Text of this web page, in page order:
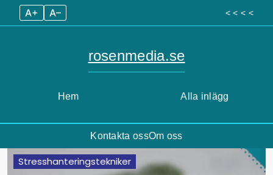
A+ A– < < < <
Hem
rosenmedia.se
Alla inlägg
Kontakta ossOm oss
Skip
Stresshanteringstekniker